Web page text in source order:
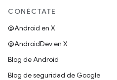
CONÉCTATE
@Android en X
@AndroidDev en X
Blog de Android
Blog de seguridad de Google